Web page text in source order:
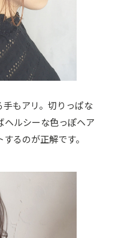
手もアリ。切りっぱな
ヘルシーな色っぽヘア
るのが正解です。